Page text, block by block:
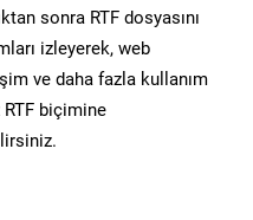
sonra RTF dosyasını
izleyerek, web
ve daha fazla kullanım
biçimine